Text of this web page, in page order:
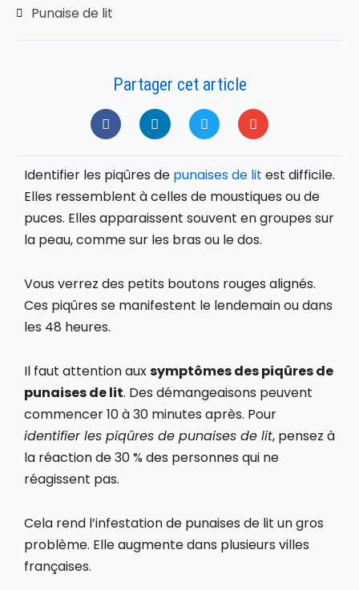
Punaise de lit
Partager cet article
Identifier les piqûres de punaises de lit est difficile.
Elles ressemblent à celles de moustiques ou de
puces. Elles apparaissent souvent en groupes sur
la peau, comme sur les bras ou le dos.
Vous verrez des petits boutons rouges alignés.
Ces piqûres se manifestent le lendemain ou dans
les 48 heures.
Il faut attention auxsymptômes des piqûres de
punaises de lit. Des démangeaisons peuvent
commencer 10 à 30 minutes après. Pour
identifier les piqûres de punaises de lit, pensez à
la réaction de 30 % des personnes qui ne
réagissent pas.
Cela rend l’infestation de punaises de lit un gros
problème. Elle augmente dans plusieurs villes
françaises.